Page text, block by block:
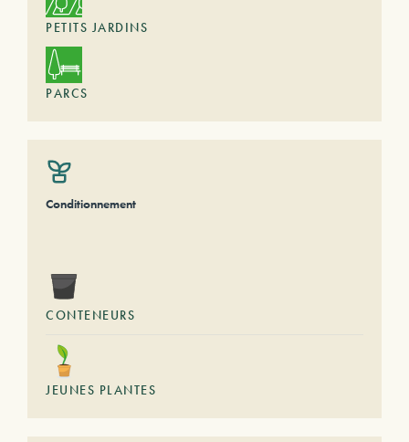
PETITS JARDINS
PARCS
Conditionnement
CONTENEURS
JEUNES PLANTES